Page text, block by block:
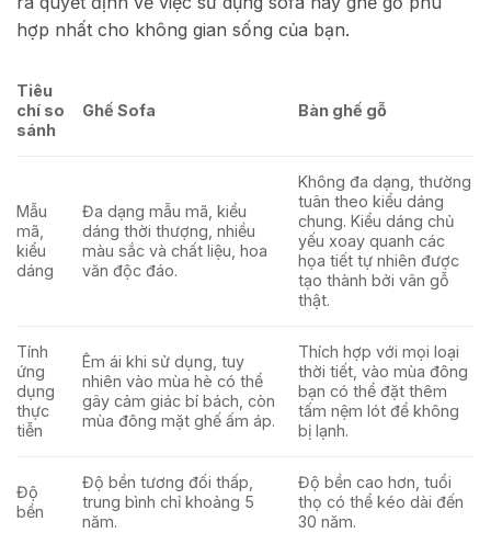
hợp nhất cho không gian sống của bạn.
Tiêu
chí so
sánh
Ghế Sofa Bàn ghế gỗ
Mẫu
mã,
kiểu
dáng
Đa dạng mẫu mã, kiểu
dáng thời thượng, nhiều
màu sắc và chất liệu, hoa
văn độc đáo.
Không đa dạng, thường
tuân theo kiểu dáng
chung. Kiểu dáng chủ
yếu xoay quanh các
họa tiết tự nhiên được
tạo thành bởi vân gỗ
thật.
Tính
ứng
dụng
thực
tiễn
Êm ái khi sử dụng, tuy
nhiên vào mùa hè có thể
gây cảm giác bí bách, còn
mùa đông mặt ghế ấm áp.
Thích hợp với mọi loại
thời tiết, vào mùa đông
bạn có thể đặt thêm
tấm nệm lót để không
bị lạnh.
Độ
bền
Độ bền tương đối thấp,
trung bình chỉ khoảng 5
năm.
Độ bền cao hơn, tuổi
thọ có thể kéo dài đến
30 năm.